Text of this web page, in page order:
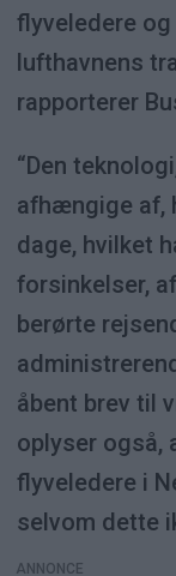
flyveledere
lufthavnens
rapporterer
“Den
afhængige af,
dage, hvilket
forsinkelser,
berørte
åbent brev til
oplyser også,
flyveledere i
selvom dette
ANNONCE